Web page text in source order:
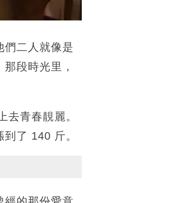
們二人就像是
段時光里，
青春靚麗。
了 140 斤。